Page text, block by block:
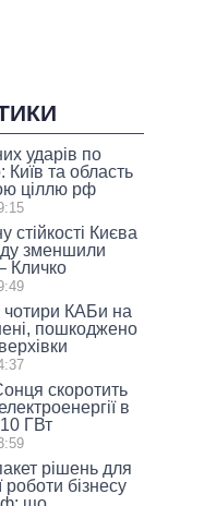
ударів по
Київ та область
ціллю рф
стійкості Києва
зменшили
Кличко
чотири КАБи на
пошкоджено
скоротить
в
ГВт
рішень для
роботи бізнесу